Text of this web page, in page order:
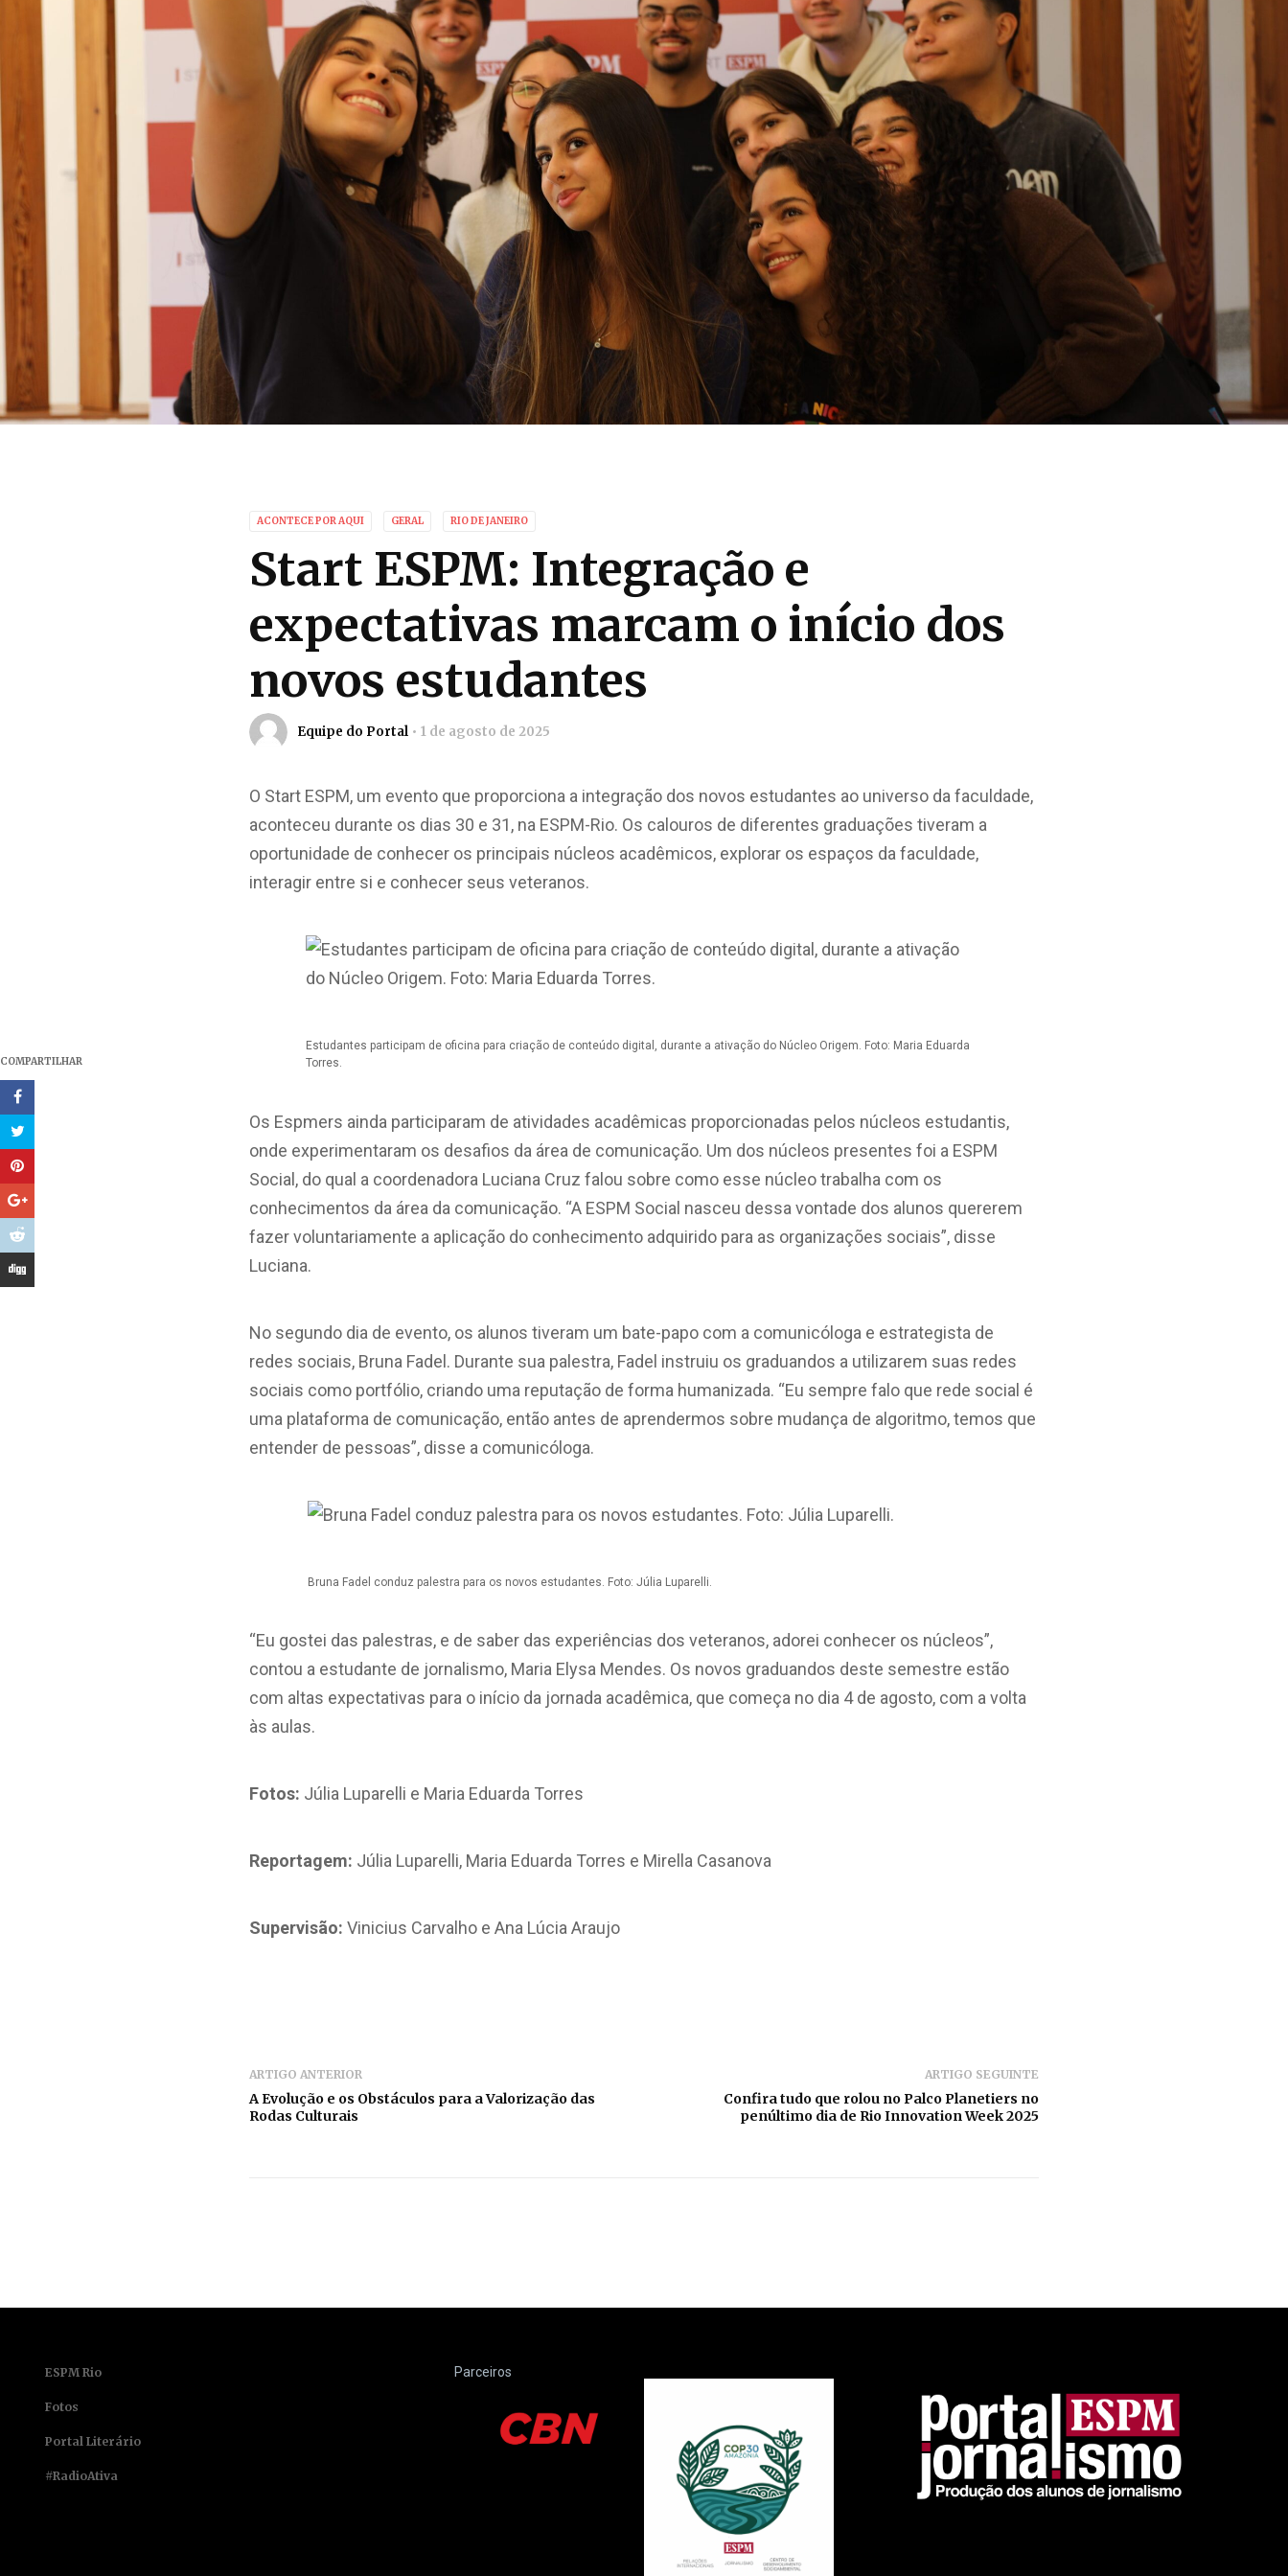
ACONTECE POR AQUI GERAL RIO DE JANEIRO
Start ESPM: Integração e
expectativas marcam o início dos
novos estudantes
Equipe do Portal 1 de agosto de 2025
COMPARTILHAR
O Start ESPM, um evento que proporciona a integração dos novos estudantes ao universo da faculdade,
aconteceu durante os dias 30 e 31, na ESPM-Rio. Os calouros de diferentes graduações tiveram a
oportunidade de conhecer os principais núcleos acadêmicos, explorar os espaços da faculdade,
interagir entre si e conhecer seus veteranos.
Estudantes participam de oficina para criação de conteúdo digital, durante a ativação do Núcleo Origem. Foto: Maria Eduarda
Torres.
Os Espmers ainda participaram de atividades acadêmicas proporcionadas pelos núcleos estudantis,
onde experimentaram os desafios da área de comunicação. Um dos núcleos presentes foi a ESPM
Social, do qual a coordenadora Luciana Cruz falou sobre como esse núcleo trabalha com os
conhecimentos da área da comunicação. “A ESPM Social nasceu dessa vontade dos alunos quererem
fazer voluntariamente a aplicação do conhecimento adquirido para as organizações sociais”, disse
Luciana.
No segundo dia de evento, os alunos tiveram um bate-papo com a comunicóloga e estrategista de
redes sociais, Bruna Fadel. Durante sua palestra, Fadel instruiu os graduandos a utilizarem suas redes
sociais como portfólio, criando uma reputação de forma humanizada. “Eu sempre falo que rede social é
uma plataforma de comunicação, então antes de aprendermos sobre mudança de algoritmo, temos que
entender de pessoas”, disse a comunicóloga.
Bruna Fadel conduz palestra para os novos estudantes. Foto: Júlia Luparelli.
“Eu gostei das palestras, e de saber das experiências dos veteranos, adorei conhecer os núcleos”,
contou a estudante de jornalismo, Maria Elysa Mendes. Os novos graduandos deste semestre estão
com altas expectativas para o início da jornada acadêmica, que começa no dia 4 de agosto, com a volta
às aulas.
Fotos: Júlia Luparelli e Maria Eduarda Torres
Reportagem: Júlia Luparelli, Maria Eduarda Torres e Mirella Casanova
Supervisão: Vinicius Carvalho e Ana Lúcia Araujo
ARTIGO ANTERIOR
A Evolução e os Obstáculos para a Valorização das
Rodas Culturais
ARTIGO SEGUINTE
Confira tudo que rolou no Palco Planetiers no
penúltimo dia de Rio Innovation Week 2025
ESPM Rio
Fotos
Portal Literário
#RadioAtiva
Parceiros